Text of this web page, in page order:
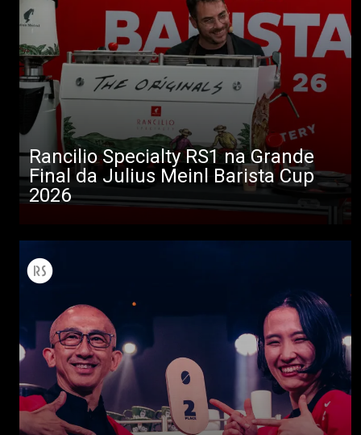
Rancilio Specialty RS1 na Grande
Final da Julius Meinl Barista Cup
2026